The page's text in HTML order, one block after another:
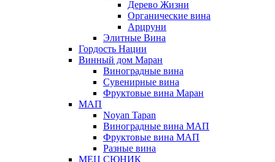
Дерево Жизни
Органические вина
Арцруни
Элитные Вина
Гордость Нации
Винный дом Маран
Виноградные вина
Сувенирные вина
Фруктовые вина Маран
МАП
Noyan Tapan
Виноградные вина МАП
Фруктовые вина МАП
Разные вина
МЕЦ СЮНИК